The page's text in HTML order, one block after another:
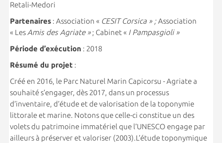
Retali-Medori
Partenaires: Association « CESIT Corsica » ;Association
« Les Amis des Agriate »; Cabinet « I Pampasgioli »
Période d’exécution : 2018
Résumé du projet :
Créé en 2016, le Parc Naturel Marin Capicorsu - Agriate a
souhaité s’engager, dès 2017, dans un processus
d’inventaire, d’étude et de valorisation de la toponymie
littorale et marine. Notons que celle-ci constitue un des
volets du patrimoine immatériel que l’UNESCO engage par
ailleurs à préserver et valoriser (2003).L’étude toponymique